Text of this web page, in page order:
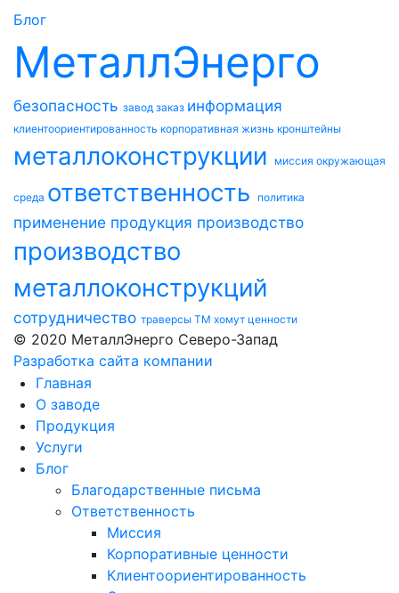
Блог
МеталлЭнерго
безопасность завод заказ информация
клиентоориентированность корпоративная жизнь кронштейны
металлоконструкции миссия окружающая
среда ответственность политика
применение продукция производство
производство
металлоконструкций
сотрудничество траверсы ТМ хомут ценности
© 2020 МеталлЭнерго Северо-Запад
Разработка сайта компании
Главная
О заводе
Продукция
Услуги
Блог
Благодарственные письма
Ответственность
Миссия
Корпоративные ценности
Клиентоориентированность